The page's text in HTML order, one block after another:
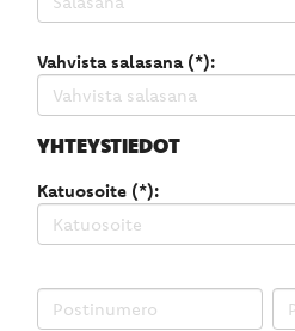
Vahvista salasana (*):
YHTEYSTIEDOT
Katuosoite (*):